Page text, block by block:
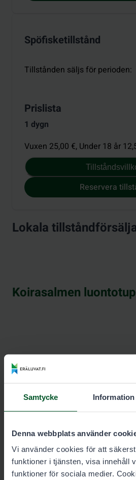
Samtycke Information
Denna webbplats använder
Vi använder cookies för att
funktioner i tjänsten, visa innehåll
funktioner för sociala medier.
Spöfisketillstånd
Tillstånden säljs för perioden:
Prislista
1 dygn
Vuxen 25,00 €, Under 18 år
Reservera
Lokala
Koirasalmen